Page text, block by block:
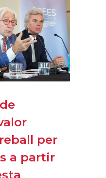
per
a partir